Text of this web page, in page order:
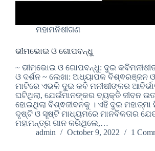
ମହାମନିଷୀଗଣ
ଭୀମଭୋଇ ଓ ଗୋପବନ୍ଧୁ
~ ଭୀମଭୋଇ ଓ ଗୋପବନ୍ଧୁ: ଦୁଇ
ଓ ଦର୍ଶନ ~ ଲେଖା: ଅଧ୍ୟାପକ ବିଶ୍ଵରଞ୍ଜନ
ମାଟିରେ ଏଭଳି ଦୁଇ କବି ମନୀଷୀଙ୍କର
ଘଟିଥିଲା, ଯେଉଁମାନଙ୍କର ବ୍ୟକ୍ତି ଜୀବନ
ହୋଇଥିଲା ବିଶ୍ଵଜୀବନକୁ । ଏହି ଦୁଇ ମହାତ୍ମା
ଦୃଷ୍ଟି ଓ ସୃଷ୍ଟି ମାଧ୍ୟମରେ ମାନବିକତାର
ମହାମନ୍ତ୍ର ଗାନ କରିଥିଲେ,…
admin
October 9, 2022 1